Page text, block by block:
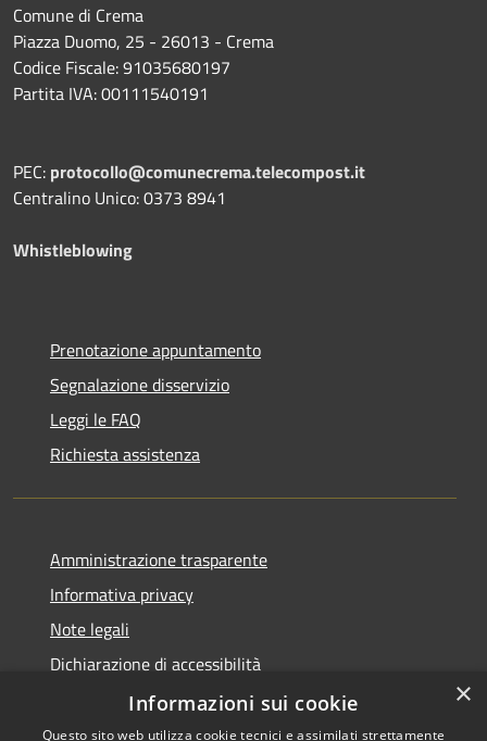
Comune di Crema
Piazza Duomo, 25 - 26013 - Crema
Codice Fiscale: 91035680197
Partita IVA: 00111540191
PEC: protocollo@comunecrema.telecompost.it
Centralino Unico: 0373 8941
Whistleblowing
Prenotazione appuntamento
Segnalazione disservizio
Leggi le FAQ
Richiesta assistenza
Amministrazione trasparente
Informativa privacy
Note legali
Dichiarazione di accessibilità
Piano di miglioramento dei servizi
×
Informazioni sui cookie
Questo sito web utilizza cookie tecnici e assimilati strettamente